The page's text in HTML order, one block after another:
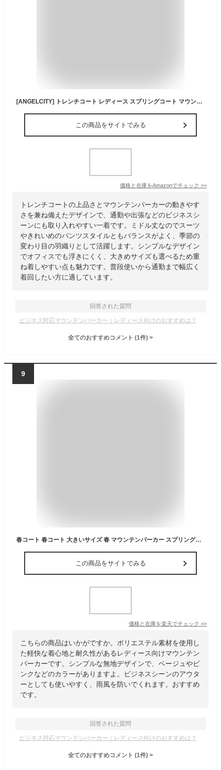
[ANGELCITY] トレンチコート レディース スプリングコート マウンテンパーカー ミドル丈 春服 秋服 ガウンコート ビジネスコート アウター 大きいサイズ 通勤 通学 (M, カーキ)
この商品をサイトでみる
価格と在庫をAmazonでチェック >>
トレンチコートの上品さとマウンテンパーカーの動きやす
さを兼ね備えたデザインで、通勤や出張などのビジネスシ
ーンにも取り入れやすい一着です。ミドル丈なのでスーツ
やきれいめのパンツスタイルともバランスがよく、季節の
変わり目の羽織りとして活躍します。シンプルなデザイン
でオフィスでも浮きにくく、大きめサイズも選べるため重
ね着しやすい点も魅力です。普段使いから通勤まで幅広く
着回したい方に適しています。
回答された質問
ビジネス対応マウンテンパーカー｜レディース向けのおすすめは？
全てのおすすめコメント (1件) >
9
春コート 春コート 大きいサイズ 春 マウンテンパーカー スプリングコート 入学式 シングル アウター マンパ 秋 ライトアウター 卒業式 ノーカラージャケット コート レディース 結婚式 シンプル 大人 女性 通勤 仕事 小さいサイズ ビジネス
この商品をサイトでみる
価格と在庫を楽天でチェック >>
こちらの商品はいかがですか。ポリエステル素材を使用し
た軽快な着心地と耐久性があるレディース向けマウンテン
パーカーです。シンプルな無地デザインで、ベージュやピ
ンクなどのカラーがありますよ。ビジネスシーンのアウタ
ーとしても使いやすく、雨風を防いでくれます。おすすめ
です。
回答された質問
ビジネス対応マウンテンパーカー｜レディース向けのおすすめは？
全てのおすすめコメント (1件) >